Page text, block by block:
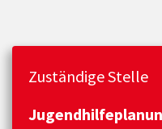
Zuständige Stelle